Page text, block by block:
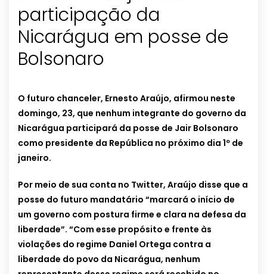
participação da
Nicarágua em posse de
Bolsonaro
O futuro chanceler, Ernesto Araújo, afirmou neste
domingo, 23, que nenhum integrante do governo da
Nicarágua participará da posse de Jair Bolsonaro
como presidente da República no próximo dia 1º de
janeiro.
Por meio de sua conta no Twitter, Araújo disse que a
posse do futuro mandatário “marcará o início de
um governo com postura firme e clara na defesa da
liberdade”. “Com esse propósito e frente às
violações do regime Daniel Ortega contra a
liberdade do povo da Nicarágua, nenhum